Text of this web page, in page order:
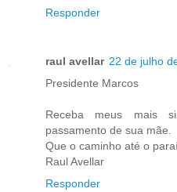
Responder
raul avellar 22 de julho
Presidente Marcos
Receba meus mais
passamento de sua mãe.
Que o caminho até o
Raul Avellar
Responder